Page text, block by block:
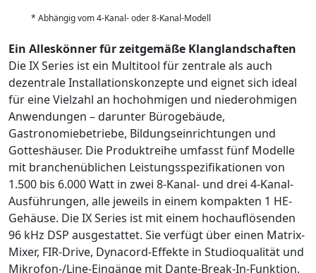
* Abhängig vom 4-Kanal- oder 8-Kanal-Modell
Ein Alleskönner für zeitgemäße Klanglandschaften
Die IX Series ist ein Multitool für zentrale als auch
dezentrale Installationskonzepte und eignet sich ideal
für eine Vielzahl an hochohmigen und niederohmigen
Anwendungen – darunter Bürogebäude,
Gastronomiebetriebe, Bildungseinrichtungen und
Gotteshäuser. Die Produktreihe umfasst fünf Modelle
mit branchenüblichen Leistungsspezifikationen von
1.500 bis 6.000 Watt in zwei 8-Kanal- und drei 4-Kanal-
Ausführungen, alle jeweils in einem kompakten 1 HE-
Gehäuse. Die IX Series ist mit einem hochauflösenden
96 kHz DSP ausgestattet. Sie verfügt über einen Matrix-
Mixer, FIR-Drive, Dynacord-Effekte in Studioqualität und
Mikrofon-/Line-Eingänge mit Dante-Break-In-Funktion.